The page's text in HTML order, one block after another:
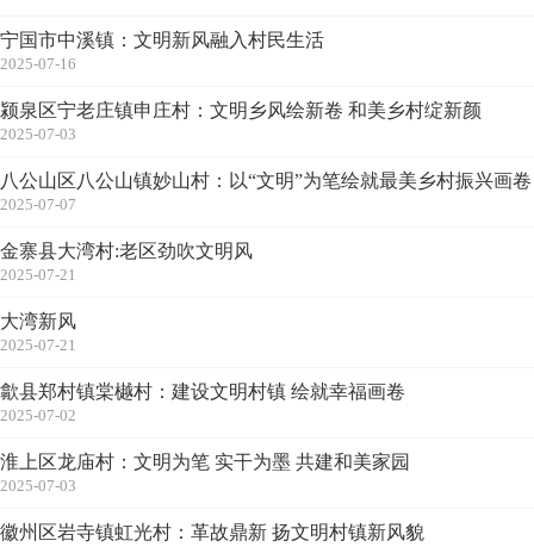
宁国市中溪镇：文明新风融入村民生活
2025-07-16
颍泉区宁老庄镇申庄村：文明乡风绘新卷 和美乡村绽新颜
2025-07-03
八公山区八公山镇妙山村：以“文明”为笔绘就最美乡村振兴画卷
2025-07-07
金寨县大湾村:老区劲吹文明风
2025-07-21
大湾新风
2025-07-21
歙县郑村镇棠樾村：建设文明村镇 绘就幸福画卷
2025-07-02
淮上区龙庙村：文明为笔 实干为墨 共建和美家园
2025-07-03
徽州区岩寺镇虹光村：革故鼎新 扬文明村镇新风貌